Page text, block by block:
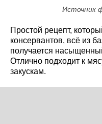
Источник
Простой рецепт,
консервантов, всё из
получается
Отлично подходит к
закускам.